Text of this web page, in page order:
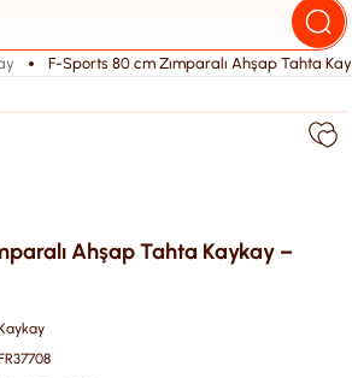
F-Sports 80 cm Zımparalı Ahşap Tahta
Ahşap Tahta Kaykay –